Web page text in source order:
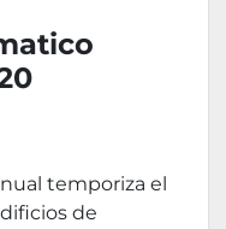
temporiza el
de